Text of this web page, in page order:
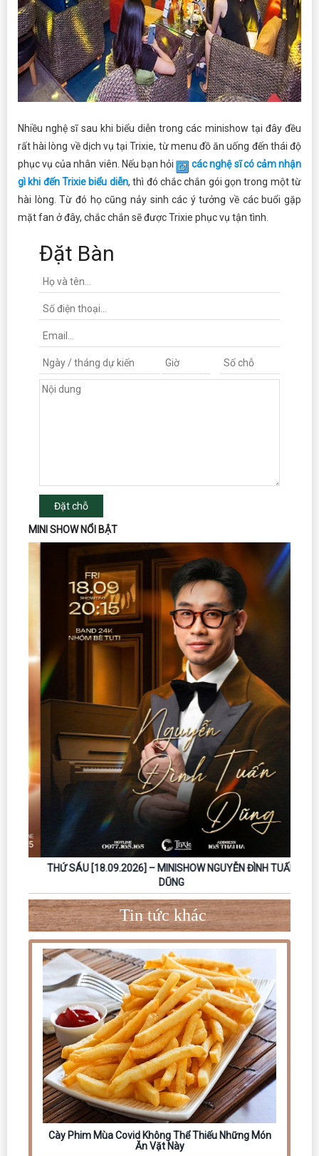
Nhiều nghệ sĩ sau khi biểu diễn trong các minishow tại đây đều
rất hài lòng về dịch vụ tại Trixie, từ menu đồ ăn uống đến thái độ
phục vụ của nhân viên. Nếu bạn hỏi
các nghệ sĩ có cảm nhận
gì khi đến Trixie biểu diễn, thì đó chắc chắn gói gọn trong một từ
hài lòng. Từ đó họ cũng nảy sinh các ý tưởng về các buổi gặp
mặt fan ở đây, chắc chắn sẽ được Trixie phục vụ tận tình.
Đặt Bàn
Đặt chỗ
MINI SHOW NỔI BẬT
THỨ SÁU [18.09.2026] – MINISHOW NGUYỄN ĐÌNH TUẤN
DŨNG
Tin tức khác
Cày Phim Mùa Covid Không Thể Thiếu Những Món
Ăn Vặt Này